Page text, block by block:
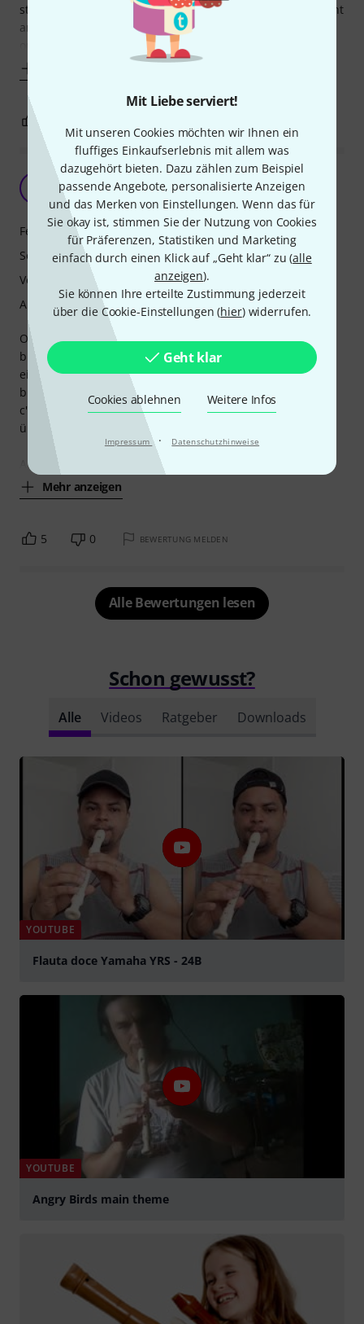
Mit Liebe serviert!
Mit unseren Cookies möchten wir Ihnen ein
fluffiges Einkaufserlebnis mit allem was
dazugehört bieten. Dazu zählen zum Beispiel
passende Angebote, personalisierte Anzeigen
und das Merken von Einstellungen. Wenn das für
Sie okay ist, stimmen Sie der Nutzung von Cookies
für Präferenzen, Statistiken und Marketing
einfach durch einen Klick auf „Geht klar“ zu (alle
anzeigen).
Sie können Ihre erteilte Zustimmung jederzeit
über die Cookie-Einstellungen (hier) widerrufen.
Geht klar
Cookies ablehnen Weitere Infos
Impressum · Datenschutzhinweise
starken Hineinblasen in das Mundstück, ist diese Flöte nicht
anfällig für das Verstopfen des Mundstücks, so dass kein
ordentlicher Ton mehr kommt.
Für den Preis erstaunlich gut!
Miss Trombone 14.10.2009
Obwohl ich im Grunde kein Fan von Kunststoff-Blockflöten
bin, habe ich dieses Modell für eine Schülerin gekauft, die
ein bezahlbares Instrument mit drehbarem Fußteil
brauchte, weil sie mit ihren kleinen Händen den Grundton
c" sonst nicht greifen könnte. Klang und Ansprache
überraschen mich positiv.
Auch eine andere Befürchtung ist nicht eingetreten: Die
Mehr anzeigen
Features
Sound
Verarbeitung
Ansprache
5 0 BEWERTUNG MELDEN
Alle Bewertungen lesen
Schon gewusst?
Alle Videos Ratgeber Downloads
YOUTUBE
Flauta doce Yamaha YRS - 24B
YOUTUBE
Angry Birds main theme